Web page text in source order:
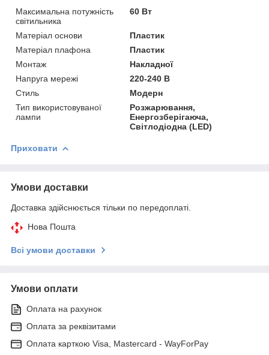
Максимальна потужність
світильника
60 Вт
Матеріал основи
Пластик
Матеріал плафона
Пластик
Монтаж
Накладної
Напруга мережі
220-240 В
Стиль
Модерн
Тип використовуваної
лампи
Розжарювання,
Енергозберігаюча,
Світлодіодна (LED)
Приховати
Умови доставки
Доставка здійснюється тільки по передоплаті.
Нова Пошта
Всі умови доставки
Умови оплати
Оплата на рахунок
Оплата за реквізитами
Оплата карткою Visa, Mastercard - WayForPay